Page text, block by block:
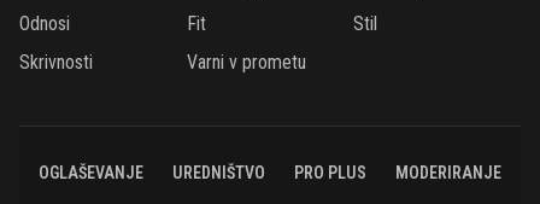
Odnosi
Fit
Stil
Skrivnosti
Varni v prometu
OGLAŠEVANJE UREDNIŠTVO PRO PLUS MODERIRANJE